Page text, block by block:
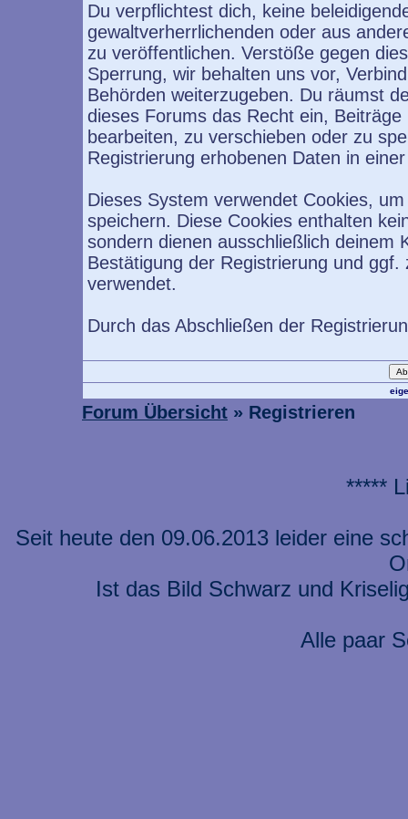
Du verpflichtest dich, keine
gewaltverherrlichenden oder aus
zu veröffentlichen. Verstöße gegen
Sperrung, wir behalten uns vor,
Behörden weiterzugeben. Du räumst
dieses Forums das Recht ein,
bearbeiten, zu verschieben oder zu
Registrierung erhobenen Daten in
Dieses System verwendet Cookies,
speichern. Diese Cookies enthalten
sondern dienen ausschließlich deinem
Bestätigung der Registrierung und
verwendet.
Durch das Abschließen der
Forum Übersicht » Registrieren
*****
Seit heute den 09.06.2013 leider eine
Ist das Bild Schwarz und
Alle paar